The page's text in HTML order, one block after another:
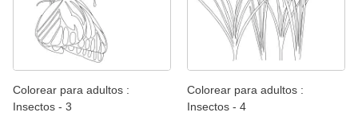
Colorear para adultos :
Insectos - 3
Colorear para adultos :
Insectos - 4